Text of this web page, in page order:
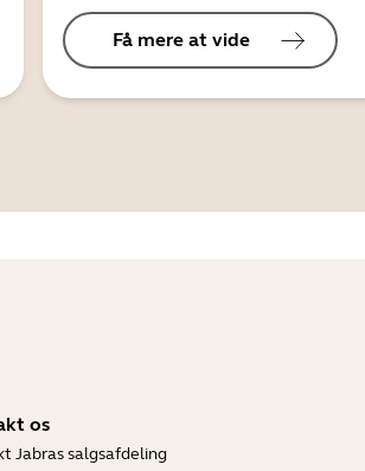
Få mere at vide
os
Jabras salgsafdeling